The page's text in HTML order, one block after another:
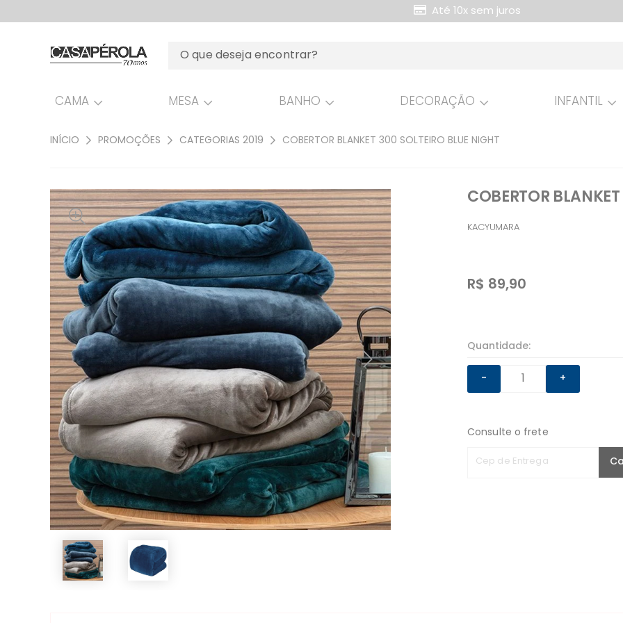
Até 10x sem juros
Retire Grátis na loja
CAMA MESA BANHO DECORAÇÃO INFANTIL
INÍCIO PROMOÇÕES CATEGORIAS 2019 COBERTOR BLANKET 300 SOLTEIRO BLUE NIGHT
COBERTOR
KACYUMARA
R$ 89,90
Quantidade:
-
+
Consulte o frete
Cep de Entrega